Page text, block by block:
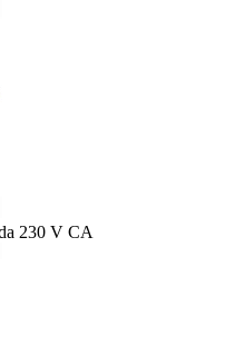
230 V CA